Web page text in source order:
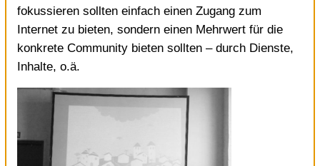
fokussieren sollten einfach einen Zugang zum
Internet zu bieten, sondern einen Mehrwert für die
konkrete Community bieten sollten – durch Dienste,
Inhalte, o.ä.